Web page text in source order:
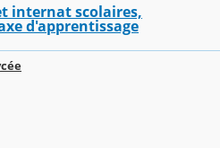
internat scolaires,
d'apprentissage